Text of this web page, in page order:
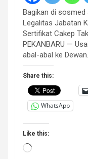
Bagikan di
Legalitas Jabatan
Sertifikat Cakep
PEKANBARU —
abal-abal ke
Share this:
WhatsApp
Like this:
Loading…